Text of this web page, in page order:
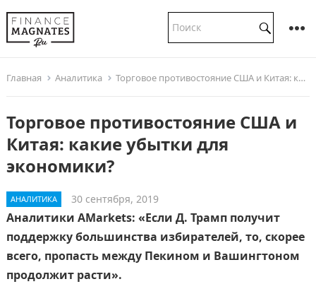
Главная Аналитика Торговое противостояние США и Китая: какие убытки для экономики?
Торговое противостояние США и
Китая: какие убытки для
экономики?
АНАЛИТИКА 30 сентября, 2019
Аналитики AMarkets: «Если Д. Трамп получит
поддержку большинства избирателей, то, скорее
всего, пропасть между Пекином и Вашингтоном
продолжит расти».